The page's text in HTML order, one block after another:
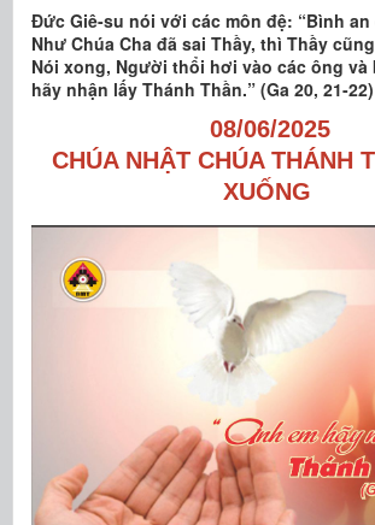
Đức Giê-su nói với các môn đệ: “Bình an
Như Chúa Cha đã sai Thầy, thì Thầy
Nói xong, Người thổi hơi vào các ông và
hãy nhận lấy Thánh Thần.” (Ga 20, 21-22)
08/06/2025
CHÚA NHẬT CHÚA THÁNH
XUỐNG